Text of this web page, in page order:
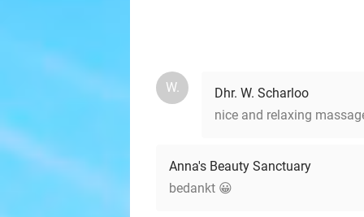
W.
Dhr. W. Scharloo
nice and relaxing
Anna's Beauty Sanctuary
bedankt 😀